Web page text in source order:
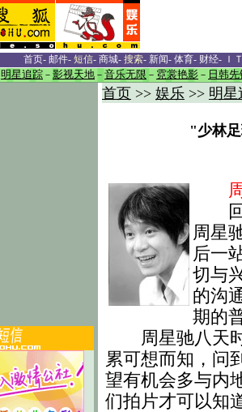
首页- 邮件- 短信- 商城- 搜索- 新闻- 体育- 财经- Ｉ
明星追踪 － 影视天地 － 音乐无限 － 霓裳艳影 － 日韩先
首页 >> 娱乐 >> 明星
"少林
周
回
周星
后一
切与
的沟
期的
周星驰八天时
累可想而知，问
望有机会多与内
们拍片才可以知